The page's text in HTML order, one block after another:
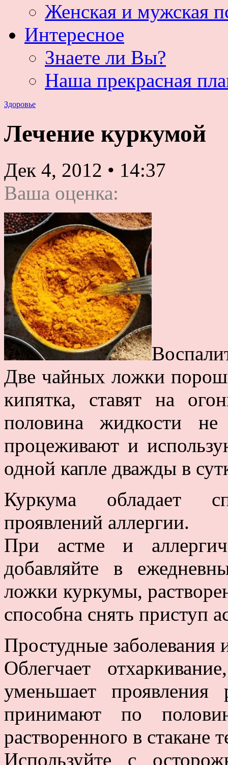
Женская и мужская
Интересное
Знаете ли Вы?
Наша прекрасная
Здоровье
Лечение куркумой
Дек 4, 2012 • 14:37
Ваша оценка:
Две чайных ложки
кипятка, ставят на
половина жидкости не
процеживают и
одной капле дважды в
Куркума обладает
проявлений аллергии.
При астме и
добавляйте в
ложки куркумы,
способна снять приступ
Простудные
Облегчает
уменьшает
принимают по
растворенного в стакане
Используйте с